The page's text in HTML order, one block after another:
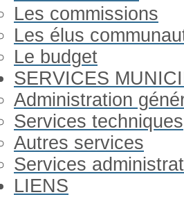
Les commissions
Les élus
Le budget
SERVICES
Administration
Services techniques
Autres services
Services
LIENS